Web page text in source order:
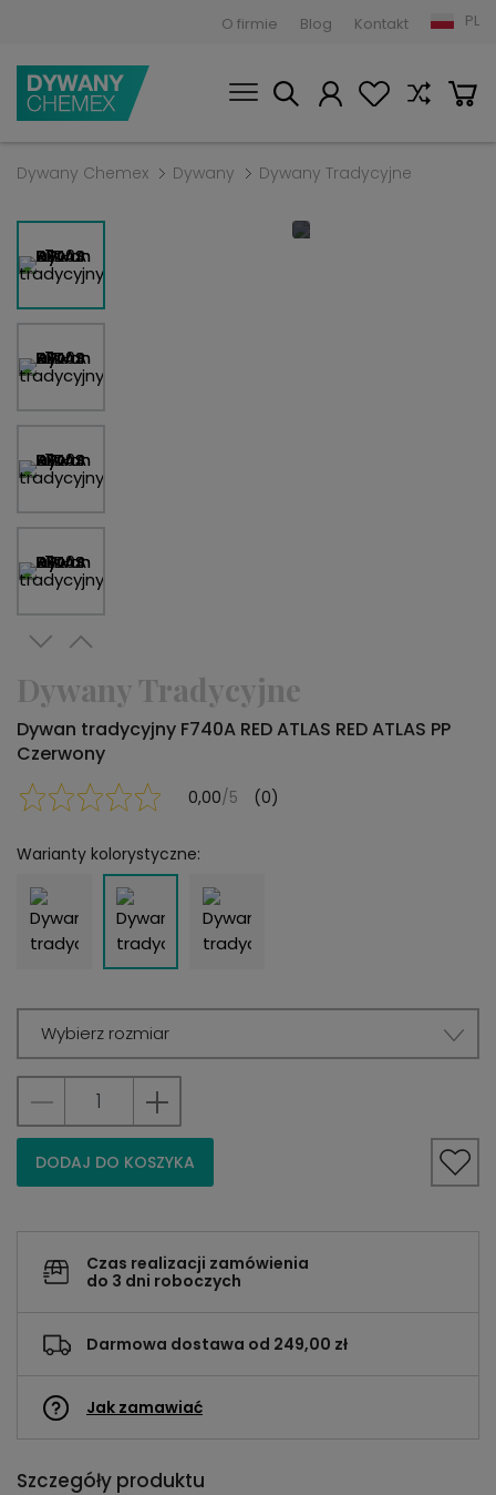
O firmie Blog Kontakt PL
Dywany Chemex Dywany Dywany Tradycyjne
Dywany Tradycyjne
Dywan tradycyjny F740A RED ATLAS RED ATLAS PP
Czerwony
0,00/5 (0)
Warianty kolorystyczne:
Wybierz rozmiar
DODAJ DO KOSZYKA
Czas realizacji zamówienia
do 3 dni roboczych
Darmowa dostawa od 249,00 zł
Jak zamawiać
Szczegóły produktu